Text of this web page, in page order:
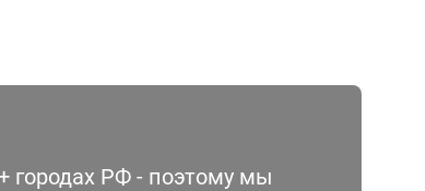
городах РФ - поэтому мы